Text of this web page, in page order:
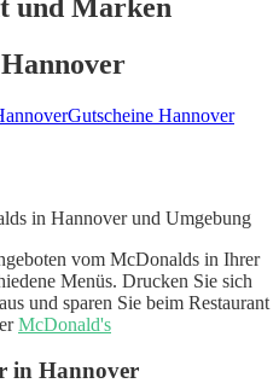
und Marken
Gutscheine Hannover
in Hannover und Umgebung
vom McDonalds in Ihrer
Menüs. Drucken Sie sich
und sparen Sie beim Restaurant
McDonald's
in Hannover